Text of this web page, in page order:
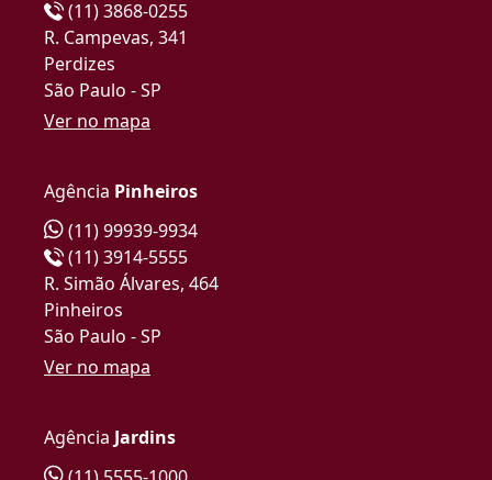
(11) 3868-0255
R. Campevas, 341
Perdizes
São Paulo - SP
Ver no mapa
Agência Pinheiros
(11) 99939-9934
(11) 3914-5555
R. Simão Álvares, 464
Pinheiros
São Paulo - SP
Ver no mapa
Agência Jardins